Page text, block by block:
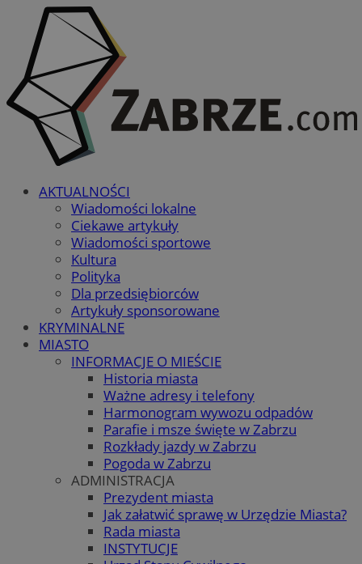
AKTUALNOŚCI
Wiadomości lokalne
Ciekawe artykuły
Wiadomości sportowe
Kultura
Polityka
Dla przedsiębiorców
Artykuły sponsorowane
KRYMINALNE
MIASTO
INFORMACJE O MIEŚCIE
Historia miasta
Ważne adresy i telefony
Harmonogram wywozu odpadów
Parafie i msze święte w Zabrzu
Rozkłady jazdy w Zabrzu
Pogoda w Zabrzu
ADMINISTRACJA
Prezydent miasta
Jak załatwić sprawę w Urzędzie Miasta?
Rada miasta
INSTYTUCJE